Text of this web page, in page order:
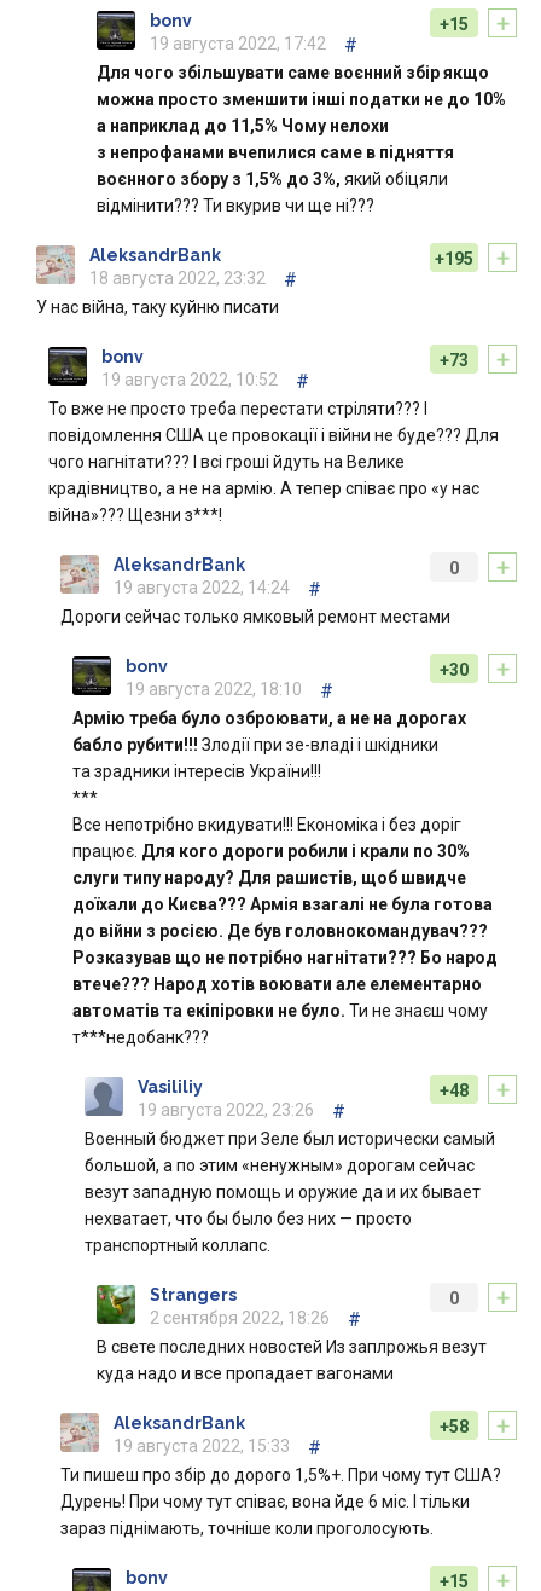
+
+15
bonv
19 августа 2022, 17:42
#
Для чого збільшувати саме воєнний збір якщо
можна просто зменшити інші податки не до 10%
а наприклад до 11,5% Чому нелохи
з непрофанами вчепилися саме в підняття
воєнного збору з 1,5% до 3%, який обіцяли
відмінити??? Ти вкурив чи ще ні???
+
+195
AleksandrBank
18 августа 2022, 23:32
#
У нас війна, таку куйню писати
+
+73
bonv
19 августа 2022, 10:52
#
То вже не просто треба перестати стріляти??? І
повідомлення США це провокації і війни не буде??? Для
чого нагнітати??? І всі гроші йдуть на Велике
крадівництво, а не на армію. А тепер співає про «у нас
війна»??? Щезни з***!
+
0
AleksandrBank
19 августа 2022, 14:24
#
Дороги сейчас только ямковый ремонт местами
+
+30
bonv
19 августа 2022, 18:10
#
Армію треба було озброювати, а не на дорогах
бабло рубити!!! Злодії при зе-владі і шкідники
та зрадники інтересів України!!!
***
Все непотрібно вкидувати!!! Економіка і без доріг
працює. Для кого дороги робили і крали по 30%
слуги типу народу? Для рашистів, щоб швидче
доїхали до Києва??? Армія взагалі не була готова
до війни з росією. Де був головнокомандувач???
Розказував що не потрібно нагнітати??? Бо народ
втече??? Народ хотів воювати але елементарно
автоматів та екіпіровки не було. Ти не знаєш чому
т***недобанк???
+
+48
Vasililiy
19 августа 2022, 23:26
#
Военный бюджет при Зеле был исторически самый
большой, а по этим «ненужным» дорогам сейчас
везут западную помощь и оружие да и их бывает
нехватает, что бы было без них — просто
транспортный коллапс.
+
0
Strangers
2 сентября 2022, 18:26
#
В свете последних новостей Из заплрожья везут
куда надо и все пропадает вагонами
+
+58
AleksandrBank
19 августа 2022, 15:33
#
Ти пишеш про збір до дорого 1,5%+. При чому тут США?
Дурень! При чому тут співає, вона йде 6 міс. І тільки
зараз піднімають, точніше коли проголосують.
+
+15
bonv